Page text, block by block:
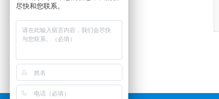
尽快和您联系。